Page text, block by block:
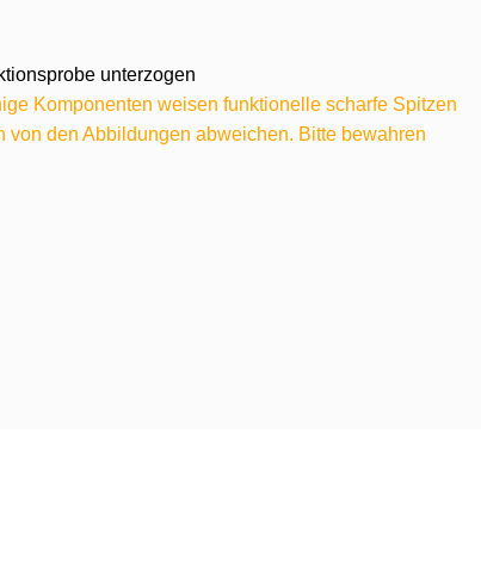
unterzogen
Komponenten weisen funktionelle scharfe Spitzen
den Abbildungen abweichen. Bitte bewahren